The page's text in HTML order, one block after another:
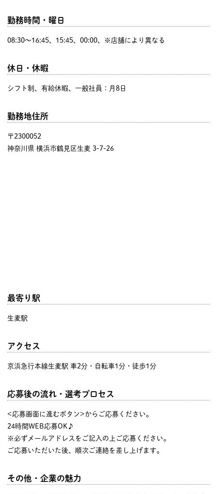
勤務時間・曜日
08:30〜16:45、15:45、00:00、※店舗により異なる
休日・休暇
シフト制、有給休暇、一般社員：月8日
勤務地住所
〒2300052
神奈川県 横浜市鶴見区生麦 3-7-26
最寄り駅
生麦駅
アクセス
京浜急行本線生麦駅 車2分・自転車1分・徒歩1分
応募後の流れ・選考プロセス
<応募画面に進むボタン>からご応募ください。
24時間WEB応募OK♪
※必ずメールアドレスをご記入の上ご応募ください。
ご応募いただいた後、順次ご連絡を差し上げます。
その他・企業の魅力